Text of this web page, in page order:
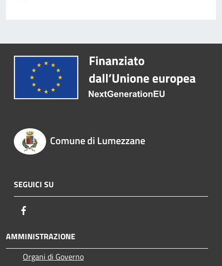
Comune di Lumezzane
SEGUICI SU
AMMINISTRAZIONE
Organi di Governo